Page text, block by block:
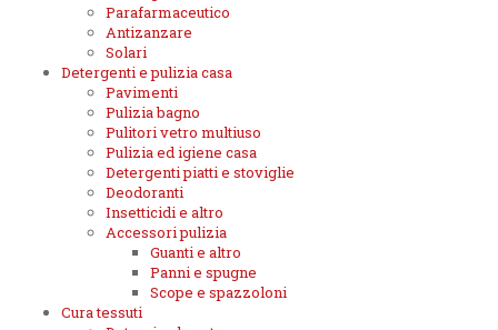
Parafarmaceutico
Antizanzare
Solari
Detergenti e pulizia casa
Pavimenti
Pulizia bagno
Pulitori vetro multiuso
Pulizia ed igiene casa
Detergenti piatti e stoviglie
Deodoranti
Insetticidi e altro
Accessori pulizia
Guanti e altro
Panni e spugne
Scope e spazzoloni
Cura tessuti